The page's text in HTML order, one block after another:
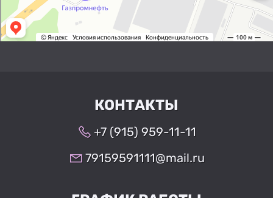
КОНТАКТЫ
+7 (915) 959-11-11
79159591111@mail.ru